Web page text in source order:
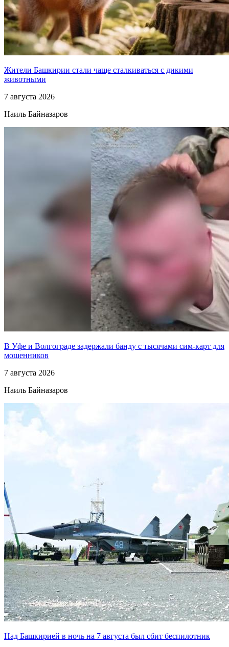
Жители Башкирии стали чаще сталкиваться с дикими
животными
7 августа 2026
Наиль Байназаров
В Уфе и Волгограде задержали банду с тысячами сим-карт для
мошенников
7 августа 2026
Наиль Байназаров
Над Башкирией в ночь на 7 августа был сбит беспилотник